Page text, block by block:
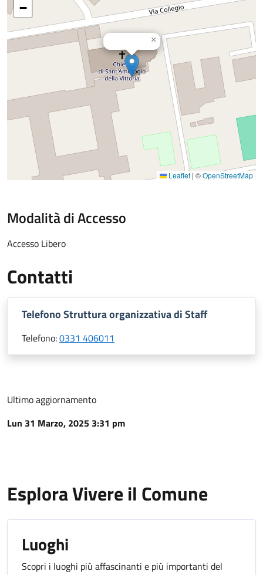
×
−
Leaflet | ©OpenStreetMap
Modalità di Accesso
Accesso Libero
Contatti
Telefono Struttura organizzativa di Staff
Telefono:0331 406011
Ultimo aggiornamento
Lun 31 Marzo, 2025 3:31 pm
Esplora Vivere il Comune
Luoghi
Scopri i luoghi più affascinanti e più importanti del